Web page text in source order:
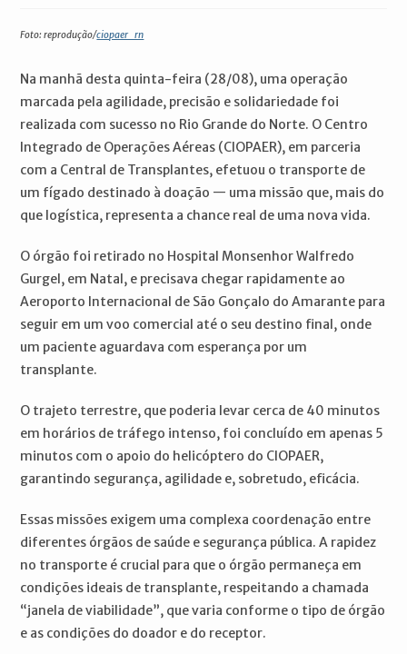
Foto: reprodução/ciopaer_rn
Na manhã desta quinta-feira (28/08), uma operação
marcada pela agilidade, precisão e solidariedade foi
realizada com sucesso no Rio Grande do Norte. O Centro
Integrado de Operações Aéreas (CIOPAER), em parceria
com a Central de Transplantes, efetuou o transporte de
um fígado destinado à doação — uma missão que, mais do
que logística, representa a chance real de uma nova vida.
O órgão foi retirado no Hospital Monsenhor Walfredo
Gurgel, em Natal, e precisava chegar rapidamente ao
Aeroporto Internacional de São Gonçalo do Amarante para
seguir em um voo comercial até o seu destino final, onde
um paciente aguardava com esperança por um
transplante.
O trajeto terrestre, que poderia levar cerca de 40 minutos
em horários de tráfego intenso, foi concluído em apenas 5
minutos com o apoio do helicóptero do CIOPAER,
garantindo segurança, agilidade e, sobretudo, eficácia.
Essas missões exigem uma complexa coordenação entre
diferentes órgãos de saúde e segurança pública. A rapidez
no transporte é crucial para que o órgão permaneça em
condições ideais de transplante, respeitando a chamada
“janela de viabilidade”, que varia conforme o tipo de órgão
e as condições do doador e do receptor.